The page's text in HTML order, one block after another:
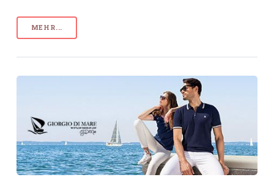
MEHR...